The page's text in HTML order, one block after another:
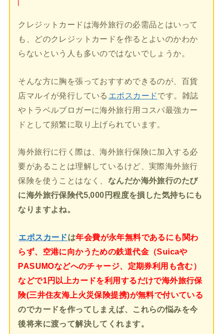
クレジットカードは海外旅行の必需品とはいって
も、どのクレジットカードを作るとよいのかわか
らないという人も多いのではないでしょうか。
そんな方に胸を張っておすすめできるのが、百貨
店マルイが発行している エポスカードです。雑誌
やトラベルブロガーに海外旅行用コスパ最強カー
ドとして頻繁に取り上げられています。
海外旅行に行く際は、海外旅行保険に加入する必
要があることは理解しているけど、実際海外旅行
保険を使うことはなく、 なんだか海外旅行のたび
に海外旅行保険代5,000円程度を損した気持ちにも
なりますよね。
エポスカードは年会費が永年無料であるにも関わ
らず、空港に向かうための鉄道代金（Suicaや
PASUMOなどへのチャージ、定期券利用も含む）
などで1円以上カードを利用するだけで海外旅行保
険(三井住友海上火災保険提携)が無料で付いている
のでカードを作ってしまえば、これらの悩みを今
後将来に渡って解決してくれます。